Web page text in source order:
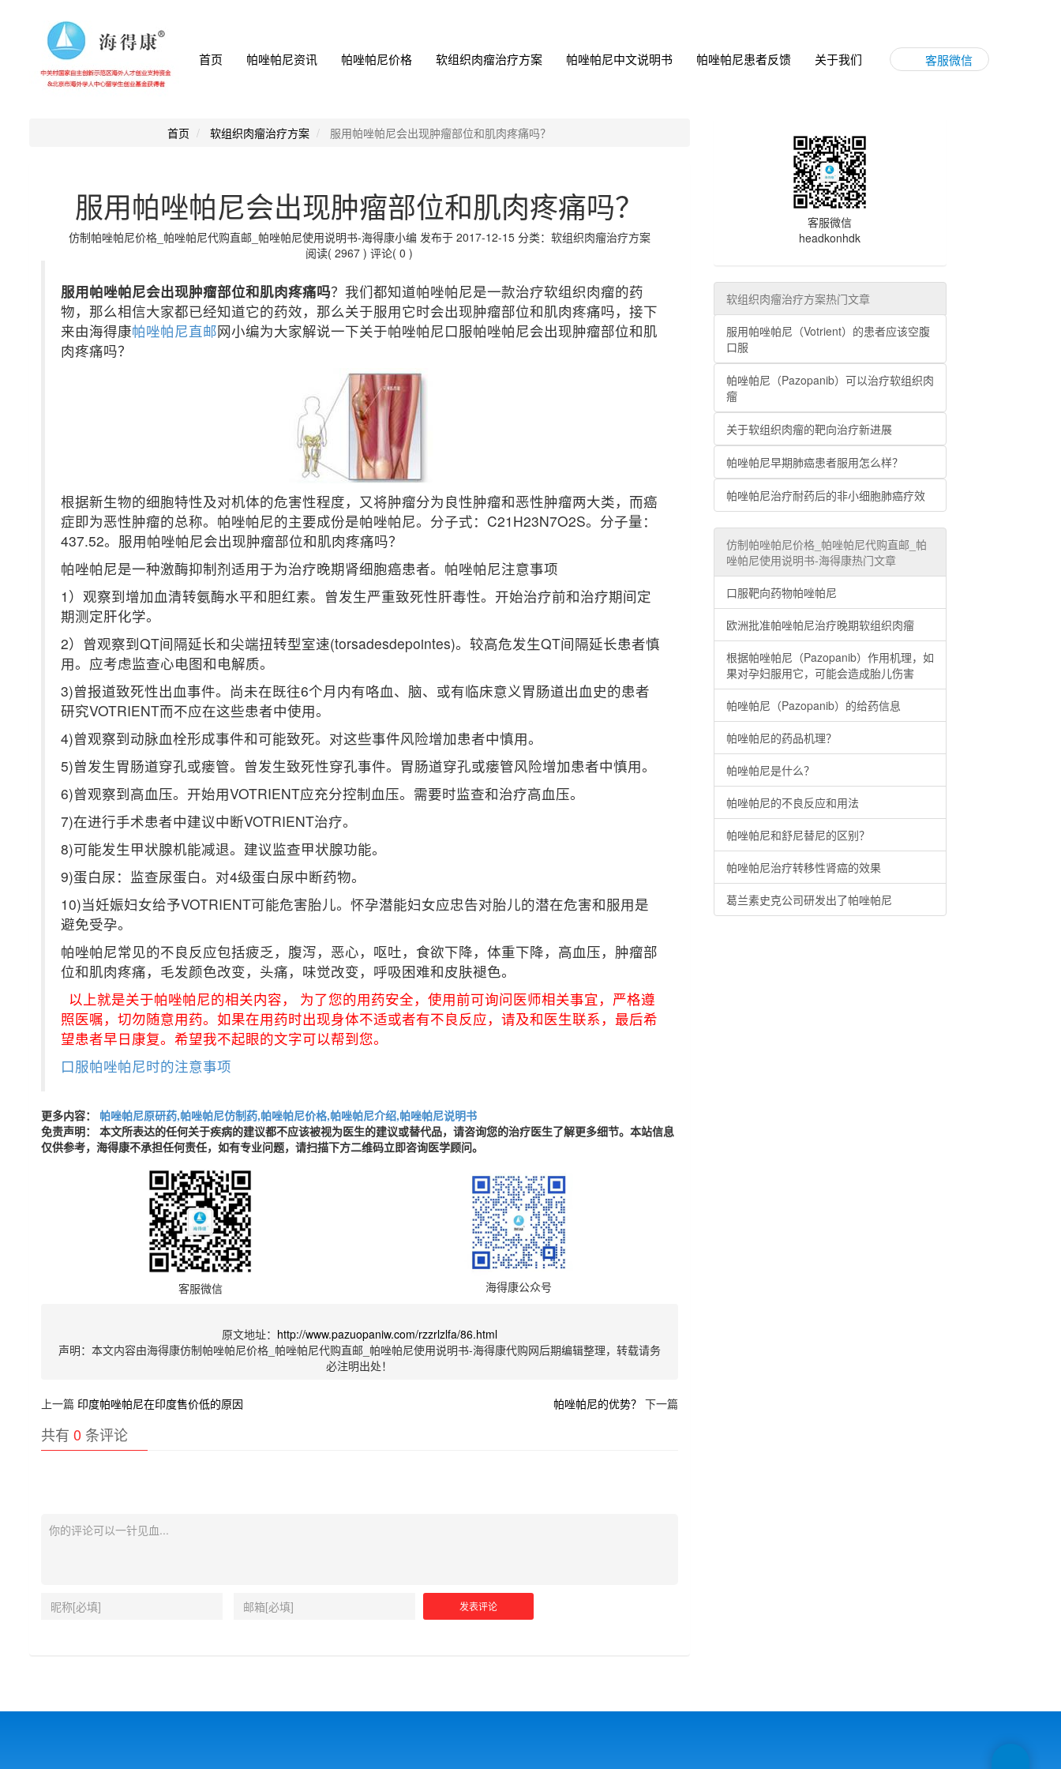
首页 帕唑帕尼资讯 帕唑帕尼价格 软组织肉瘤治疗方案 帕唑帕尼中文说明书 帕唑帕尼患者反馈 关于我们 客服微信
首页 软组织肉瘤治疗方案 服用帕唑帕尼会出现肿瘤部位和肌肉疼痛吗？
服用帕唑帕尼会出现肿瘤部位和肌肉疼痛吗？
仿制帕唑帕尼价格_帕唑帕尼代购直邮_帕唑帕尼使用说明书-海得康小编 发布于 2017-12-15 分类：软组织肉瘤治疗方案
阅读( 2967 ) 评论( 0 )
服用帕唑帕尼会出现肿瘤部位和肌肉疼痛吗？我们都知道帕唑帕尼是一款治疗软组织肉瘤的药
物，那么相信大家都已经知道它的药效，那么关于服用它时会出现肿瘤部位和肌肉疼痛吗，接下
来由海得康帕唑帕尼直邮网小编为大家解说一下关于帕唑帕尼口服帕唑帕尼会出现肿瘤部位和肌
肉疼痛吗？
根据新生物的细胞特性及对机体的危害性程度，又将肿瘤分为良性肿瘤和恶性肿瘤两大类，而癌
症即为恶性肿瘤的总称。帕唑帕尼的主要成份是帕唑帕尼。分子式：C21H23N7O2S。分子量：
437.52。服用帕唑帕尼会出现肿瘤部位和肌肉疼痛吗？
帕唑帕尼是一种激酶抑制剂适用于为治疗晚期肾细胞癌患者。帕唑帕尼注意事项
1）观察到增加血清转氨酶水平和胆红素。曾发生严重致死性肝毒性。开始治疗前和治疗期间定
期测定肝化学。
2）曾观察到QT间隔延长和尖端扭转型室速(torsadesdepointes)。较高危发生QT间隔延长患者慎
用。应考虑监查心电图和电解质。
3)曾报道致死性出血事件。尚未在既往6个月内有咯血、脑、或有临床意义胃肠道出血史的患者
研究VOTRIENT而不应在这些患者中使用。
4)曾观察到动脉血栓形成事件和可能致死。对这些事件风险增加患者中慎用。
5)曾发生胃肠道穿孔或瘘管。曾发生致死性穿孔事件。胃肠道穿孔或瘘管风险增加患者中慎用。
6)曾观察到高血压。开始用VOTRIENT应充分控制血压。需要时监查和治疗高血压。
7)在进行手术患者中建议中断VOTRIENT治疗。
8)可能发生甲状腺机能减退。建议监查甲状腺功能。
9)蛋白尿：监查尿蛋白。对4级蛋白尿中断药物。
10)当妊娠妇女给予VOTRIENT可能危害胎儿。怀孕潜能妇女应忠告对胎儿的潜在危害和服用是
避免受孕。
帕唑帕尼常见的不良反应包括疲乏，腹泻，恶心，呕吐，食欲下降，体重下降，高血压，肿瘤部
位和肌肉疼痛，毛发颜色改变，头痛，味觉改变，呼吸困难和皮肤褪色。
以上就是关于帕唑帕尼的相关内容， 为了您的用药安全，使用前可询问医师相关事宜，严格遵
照医嘱，切勿随意用药。如果在用药时出现身体不适或者有不良反应，请及和医生联系，最后希
望患者早日康复。希望我不起眼的文字可以帮到您。
口服帕唑帕尼时的注意事项
更多内容：
帕唑帕尼原研药,帕唑帕尼仿制药,帕唑帕尼价格,帕唑帕尼介绍,帕唑帕尼说明书
免责声明： 本文所表达的任何关于疾病的建议都不应该被视为医生的建议或替代品，请咨询您的治疗医生了解更多细节。本站信息
仅供参考，海得康不承担任何责任，如有专业问题，请扫描下方二维码立即咨询医学顾问。
客服微信 海得康公众号
原文地址： http://www.pazuopaniw.com/rzzrlzlfa/86.html
声明：本文内容由海得康仿制帕唑帕尼价格_帕唑帕尼代购直邮_帕唑帕尼使用说明书-海得康代购网后期编辑整理，转载请务
必注明出处！
上一篇 印度帕唑帕尼在印度售价低的原因 帕唑帕尼的优势？ 下一篇
共有 0 条评论
客服微信
headkonhdk
软组织肉瘤治疗方案热门文章
服用帕唑帕尼（Votrient）的患者应该空腹
口服
帕唑帕尼（Pazopanib）可以治疗软组织肉
瘤
关于软组织肉瘤的靶向治疗新进展
帕唑帕尼早期肺癌患者服用怎么样？
帕唑帕尼治疗耐药后的非小细胞肺癌疗效
仿制帕唑帕尼价格_帕唑帕尼代购直邮_帕
唑帕尼使用说明书-海得康热门文章
口服靶向药物帕唑帕尼
欧洲批准帕唑帕尼治疗晚期软组织肉瘤
根据帕唑帕尼（Pazopanib）作用机理，如
果对孕妇服用它，可能会造成胎儿伤害
帕唑帕尼（Pazopanib）的给药信息
帕唑帕尼的药品机理？
帕唑帕尼是什么？
帕唑帕尼的不良反应和用法
帕唑帕尼和舒尼替尼的区别？
帕唑帕尼治疗转移性肾癌的效果
葛兰素史克公司研发出了帕唑帕尼